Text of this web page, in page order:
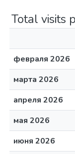
Total visits
февраля 2026
марта 2026
апреля 2026
мая 2026
июня 2026